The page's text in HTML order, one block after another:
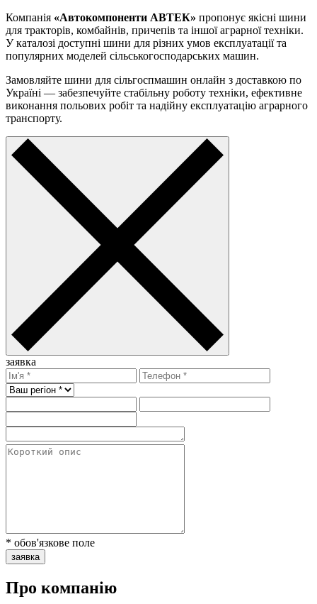
Компанія «Автокомпоненти АВТЕК» пропонує якісні шини
для тракторів, комбайнів, причепів та іншої аграрної техніки.
У каталозі доступні шини для різних умов експлуатації та
популярних моделей сільськогосподарських машин.
Замовляйте шини для сільгоспмашин онлайн з доставкою по
Україні — забезпечуйте стабільну роботу техніки, ефективне
виконання польових робіт та надійну експлуатацію аграрного
транспорту.
заявка
* обов'язкове поле
заявка
Про компанію